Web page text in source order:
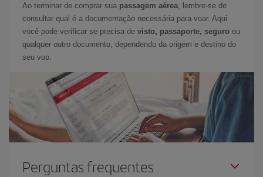
Ao terminar de comprar sua passagem aérea , lembre-se de
consultar qual é a documentação necessária para voar. Aqui
você pode verificar se precisa de visto, passaporte, seguro ou
qualquer outro documento, dependendo da origem e destino do
seu voo.
Perguntas frequentes